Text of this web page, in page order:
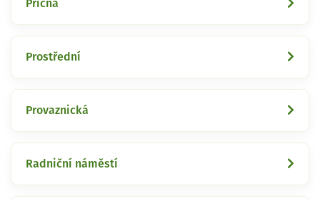
Příčná
Prostřední
Provaznická
Radniční náměstí